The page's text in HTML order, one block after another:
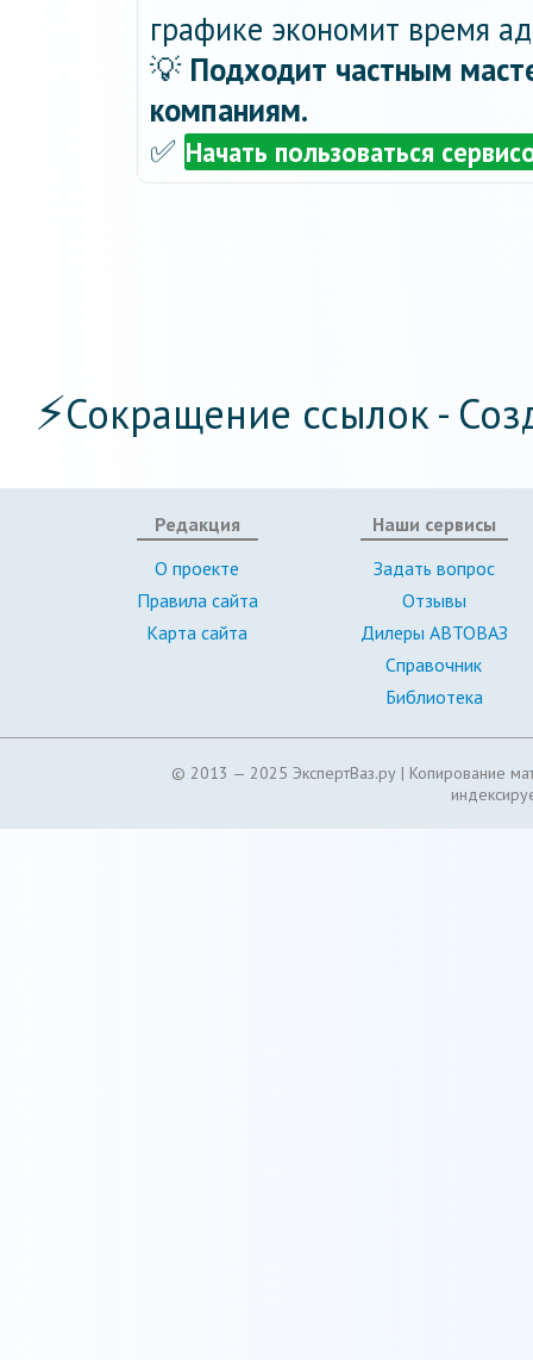
графике экономит время
💡 Подходит частным
компаниям.
✅ Начать пользоваться
⚡Сокращение ссылок -
Редакция
О проекте
Правила сайта
Карта сайта
Наши сервисы
Задать вопрос
Отзывы
Дилеры АВТОВАЗ
Справочник
Библиотека
© 2013 — 2025 ЭкспертВаз.ру | Копирование